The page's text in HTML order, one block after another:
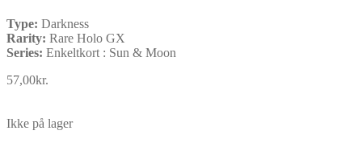
Type: Darkness
Rarity: Rare Holo GX
Series: Enkeltkort : Sun & Moon
57,00kr.
Ikke på lager